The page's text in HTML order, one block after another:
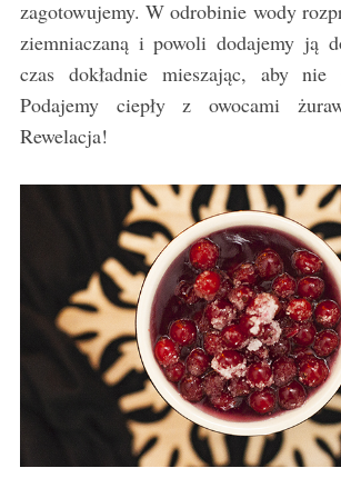
zagotowujemy. W odrobinie wody
ziemniaczaną i powoli dodajemy ją
czas dokładnie mieszając, aby nie
Podajemy ciepły z owocami
Rewelacja!